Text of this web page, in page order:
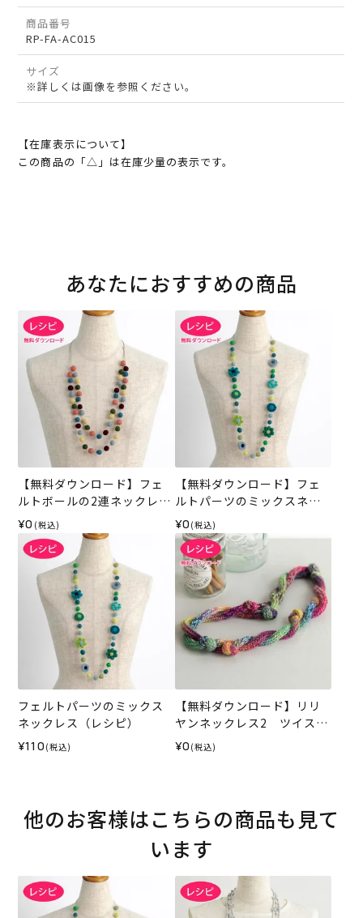
商品番号
RP-FA-AC015
サイズ
※詳しくは画像を参照ください。
【在庫表示について】
この商品の「△」は在庫少量の表示です。
あなたにおすすめの商品
【無料ダウンロード】フェ
ルトボールの2連ネックレス
（レシピ）
¥0 (税込)
【無料ダウンロード】フェ
ルトパーツのミックスネッ
クレス（レシピ）
¥0 (税込)
フェルトパーツのミックス
ネックレス（レシピ）
¥110 (税込)
【無料ダウンロード】リリ
ヤンネックレス2 ツイスト
（レシピ）
¥0 (税込)
他のお客様はこちらの商品も見て
います